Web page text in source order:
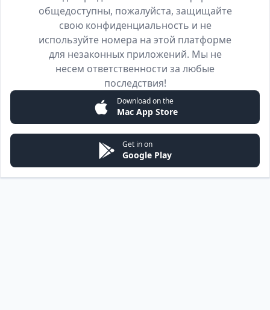
общедоступны, пожалуйста, защищайте
свою конфиденциальность и не
используйте номера на этой платформе
для незаконных приложений. Мы не
несем ответственности за любые
последствия!
Download on the
Mac App Store
Get in on
Google Play